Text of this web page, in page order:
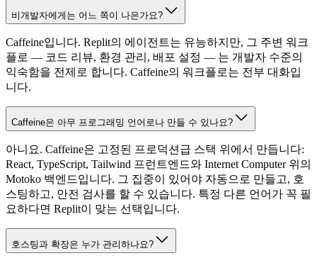
비개발자에게는 어느 쪽이 나은가요?
Caffeine입니다. Replit의 에이전트는 유능하지만, 그 주변 워크
플로 — 코드 리뷰, 환경 관리, 배포 설정 — 는 개발자 수준의
익숙함을 전제로 합니다. Caffeine의 워크플로는 전부 대화입
니다.
Caffeine은 아무 프로그래밍 언어로나 만들 수 있나요?
아니요. Caffeine은 고정된 프로덕션급 스택 위에서 만듭니다:
React, TypeScript, Tailwind 프런트엔드와 Internet Computer 위의
Motoko 백엔드입니다. 그 집중이 있어야 자동으로 만들고, 호
스팅하고, 안전 검사를 할 수 있습니다. 특정 다른 언어가 꼭 필
요하다면 Replit이 맞는 선택입니다.
호스팅과 확장은 누가 관리하나요?